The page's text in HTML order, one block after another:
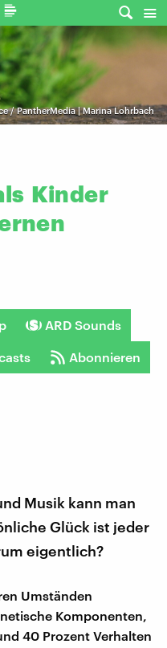
/ PantherMedia | Marina Lohrbach
Kinder
ARD Sounds
Abonnieren
Musik kann man
Glück ist jeder
eigentlich?
Umständen
Komponenten,
40 Prozent Verhalten